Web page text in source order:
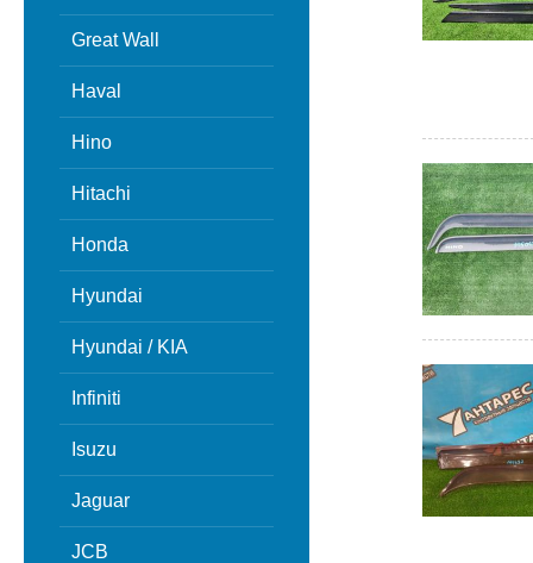
Great Wall
Haval
Hino
Hitachi
Honda
Hyundai
Hyundai / KIA
Infiniti
Isuzu
Jaguar
JCB